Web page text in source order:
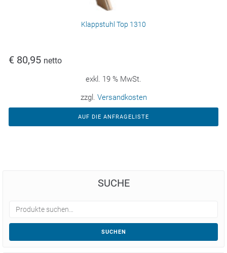
Klappstuhl Top 1310
€ 80,95 netto
exkl. 19 % MwSt.
zzgl. Versandkosten
AUF DIE ANFRAGELISTE
SUCHE
SUCHEN